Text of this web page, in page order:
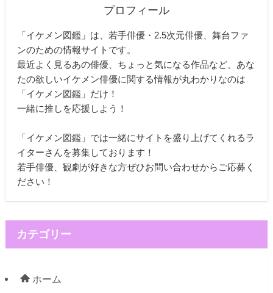
プロフィール
「イケメン図鑑」は、若手俳優・2.5次元俳優、舞台ファ
ンのための情報サイトです。
最近よく見るあの俳優、ちょっと気になる作品など、あな
たの欲しいイケメン俳優に関する情報が丸わかりなのは
「イケメン図鑑」だけ！
一緒に推しを応援しよう！
「イケメン図鑑」では一緒にサイトを盛り上げてくれるラ
イターさんを募集しております！
若手俳優、観劇が好きな方ぜひお問い合わせからご応募く
ださい！
カテゴリー
ホーム